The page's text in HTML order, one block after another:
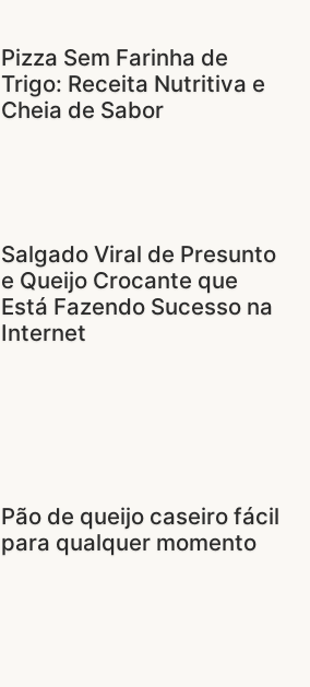
Pizza Sem Farinha de
Trigo: Receita Nutritiva e
Cheia de Sabor
Salgado Viral de Presunto
e Queijo Crocante que
Está Fazendo Sucesso na
Internet
Pão de queijo caseiro fácil
para qualquer momento